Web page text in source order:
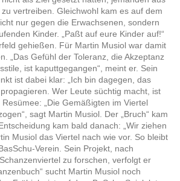
vertreiben. Gleichwohl kam es auf dem
nur gegen die Erwachsenen, sondern
Kinder. „Paßt auf eure Kinder auf!“
gehießen. Für Martin Musiol war damit
„Das Gefühl der Toleranz, die Akzeptanz
ist kaputtgegangen“, meint er. Sein
ist dabei klar: „Ich bin dagegen, das
Wer Leute süchtig macht, ist
„Die Gemäßigten im Viertel
sagt Martin Musiol. Der „Bruch“ kam
kam bald danach: „Wir ziehen
Musiol das Viertel nach wie vor. So bleibt
Verein. Sein Projekt, nach
zu forschen, verfolgt er
sucht Martin Musiol noch